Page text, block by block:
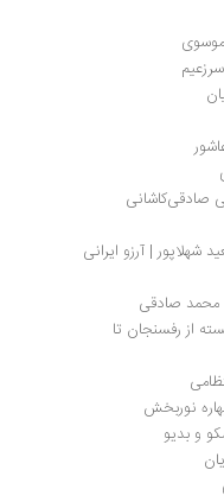
| آرزو ایرانی
و اما سرزمین پسته: روایتی از سرگذشت پسته از رفسنجان تا